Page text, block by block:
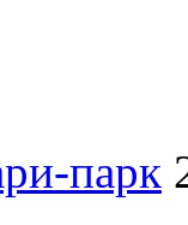
парк